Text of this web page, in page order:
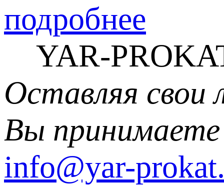
подробнее
YAR-
Оставляя свои
Вы
info@yar-